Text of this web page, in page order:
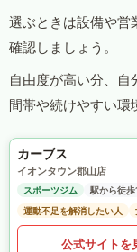
選ぶときは設備や営
確認しましょう。
自由度が高い分、
間帯や続けやすい環
カーブス
イオンタウン郡山店
スポーツジム
駅から徒
運動不足を解消したい人
公式サイトを